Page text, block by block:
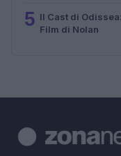
5 Il Cast di
Film di Nolan